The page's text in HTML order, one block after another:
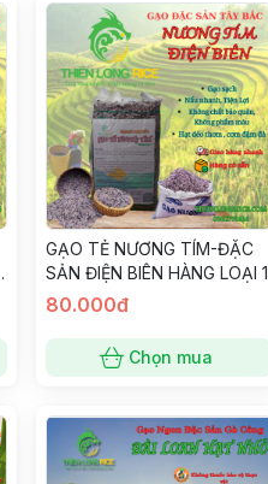
GẠO TẺ NƯƠNG TÍM-ĐẶC
SẢN ĐIỆN BIÊN HÀNG LOẠI 1
80.000đ
Chọn mua